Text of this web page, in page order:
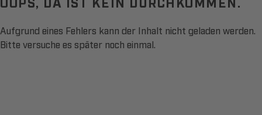
Aufgrund eines Fehlers kann der Inhalt nicht geladen werden.
Bitte versuche es später noch einmal.